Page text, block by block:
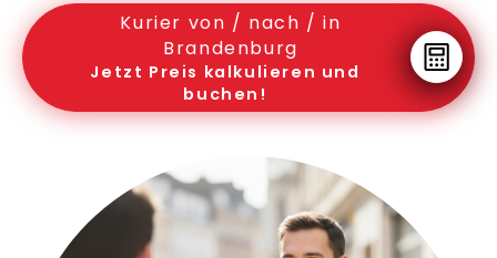
Kurier von / nach / in
Brandenburg
Jetzt Preis kalkulieren und
buchen!